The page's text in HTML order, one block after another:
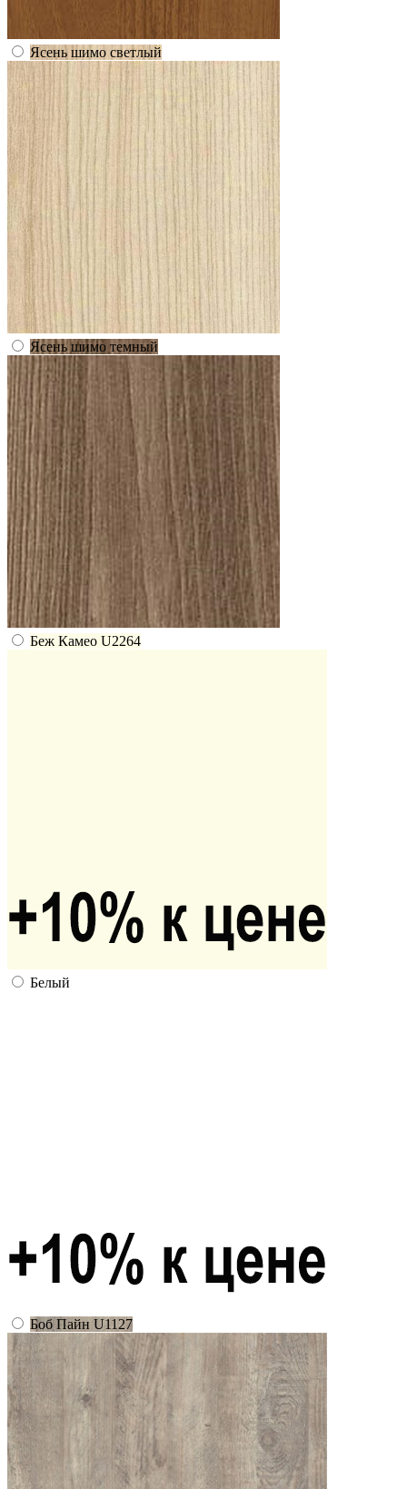
Ясень шимо светлый
Ясень шимо темный
Беж Камео U2264
Белый
Боб Пайн U1127